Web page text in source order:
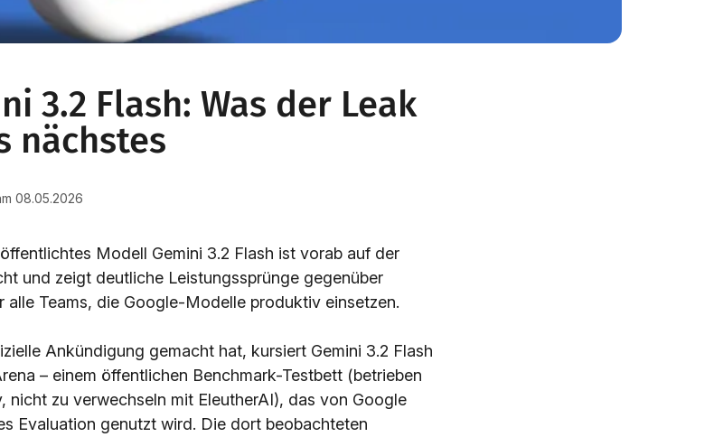
3.2 Flash: Was der Leak
nächstes
08.05.2026
Modell Gemini 3.2 Flash ist vorab auf der
und zeigt deutliche Leistungssprünge gegenüber
alle Teams, die Google-Modelle produktiv einsetzen.
Ankündigung gemacht hat, kursiert Gemini 3.2 Flash
– einem öffentlichen Benchmark-Testbett (betrieben
nicht zu verwechseln mit EleutherAI), das von Google
Evaluation genutzt wird. Die dort beobachteten